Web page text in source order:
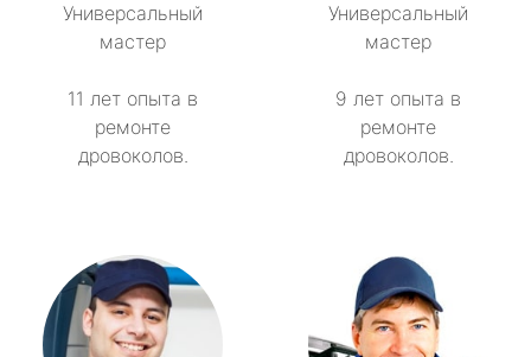
Универсальный
мастер
11 лет опыта в
ремонте
дровоколов.
Универсальный
мастер
9 лет опыта в
ремонте
дровоколов.